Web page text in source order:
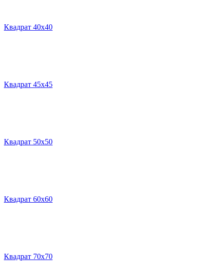
Квадрат 40х40
Квадрат 45х45
Квадрат 50х50
Квадрат 60х60
Квадрат 70х70